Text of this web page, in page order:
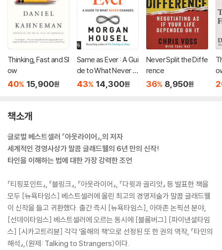
Thinking, Fast and Sl
ow
40% 15,900원
Same as Ever : A Gui
de to What Never C
hanges
43% 14,300원
Never Split the Diffe
rence
36% 8,950원
책소개
글로벌 베스트셀러 『아웃라이어』,의 저자
세계적인 경영사상가 말콤 글래드웰의 6년 만의 신작!
타인을 이해하는 법에 대한 가장 강력한 조언
『티핑포인트』, 『블링크』, 『아웃라이어』, 『다윗과 골리앗』 등 발표한 책을
모두 [뉴욕타임스] 베스트셀러에 올린 최고의 경영저술가 말콤 글래드웰
이 신작을 들고 귀환했다. 출간 즉시 [뉴욕타임스], 아마존 논픽션 분야,
[선데이타임스] 베스트셀러에 오르는 동시에 [블룸버그] [파이낸셜타임
스] [시카고트리뷴] 각각 ‘올해의 책’으로 선정된 또 한 권의 역작, 『타인의
해석』,(원제: Talking to Strangers)이다.